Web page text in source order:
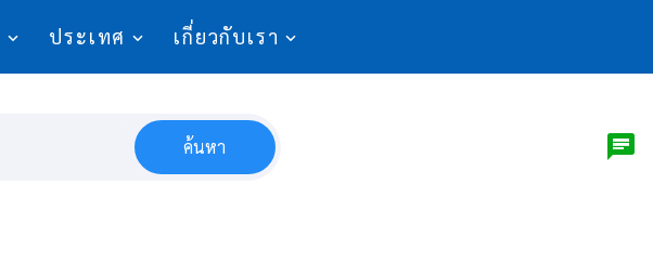
ประเทศ เกี่ยวกับเรา
ค้นหา